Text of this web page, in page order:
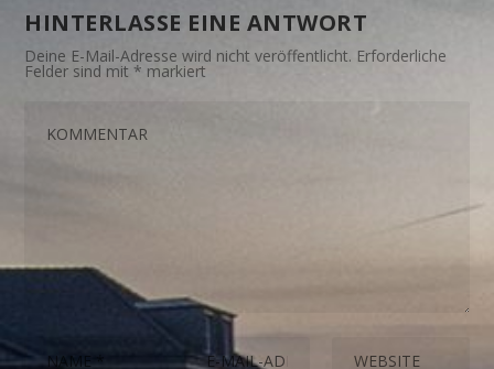
HINTERLASSE EINE ANTWORT
Deine E-Mail-Adresse wird nicht veröffentlicht. Erforderliche
Felder sind mit* markiert